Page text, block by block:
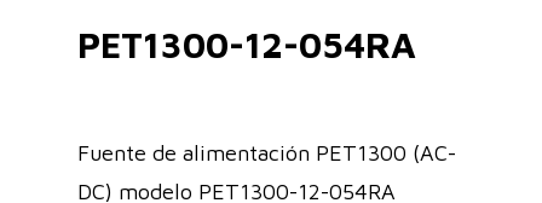
PET1300-12-054RA
Fuente de alimentación PET1300 (AC-
DC) modelo PET1300-12-054RA